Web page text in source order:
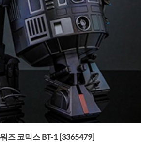
즈 코믹스 BT-1 [3365479]